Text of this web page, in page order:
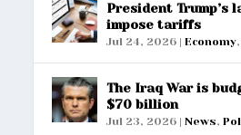
President
impose tariffs
Jul 24, 2026 |Economy
The Iraq War is
$70 billion
Jul 23, 2026 |News,